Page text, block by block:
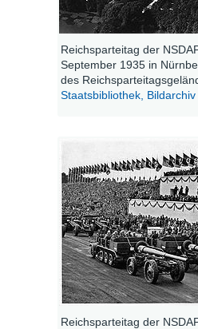
Reichsparteitag der
September 1935 in
des
Staatsbibliothek,
Reichsparteitag der